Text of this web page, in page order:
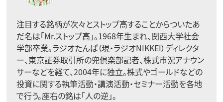
注目する銘柄が次々とストップ高することからついたあ
だ名は「Mr.ストップ高」。1968年生まれ、関西大学社会
学部卒業。ラジオたんぱ（現・ラジオNIKKEI）ディレクタ
ー、東京証券取引所の兜倶楽部記者、株式市況アナウン
サーなどを経て、2004年に独立。株式やゴールドなどの
投資に関する執筆活動・講演活動・セミナー活動を各地
で行う。座右の銘は「人の逆」。